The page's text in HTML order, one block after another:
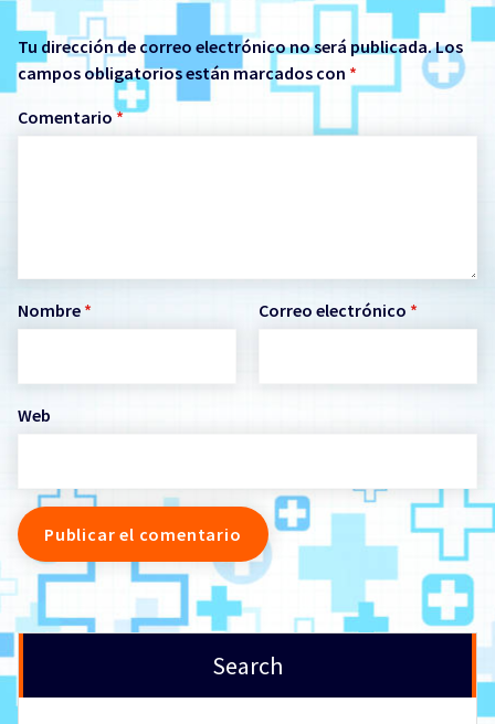
Tu dirección de correo electrónico no será publicada.Los
campos obligatorios están marcados con *
Comentario*
Nombre * Correo electrónico *
Web
Search